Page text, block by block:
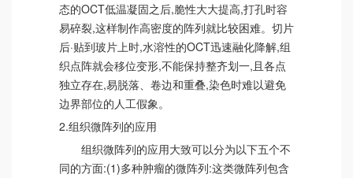
态的OCT低温凝固之后,脆性大大提高,打孔时容
易碎裂,这样制作高密度的阵列就比较困难。切片
后·贴到玻片上时,水溶性的OCT迅速融化降解,组
织点阵就会移位变形,不能保持整齐划一,且各点
独立存在,易脱落、卷边和重叠,染色时难以避免
边界部位的人工假象。
2.组织微阵列的应用
组织微阵列的应用大致可以分为以下五个不
同的方面:(1)多种肿瘤的微阵列:这类微阵列包含